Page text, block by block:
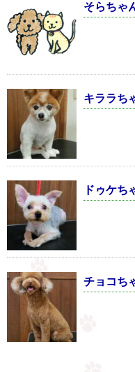
そらちゃ
キララち
ドゥケち
チョコち